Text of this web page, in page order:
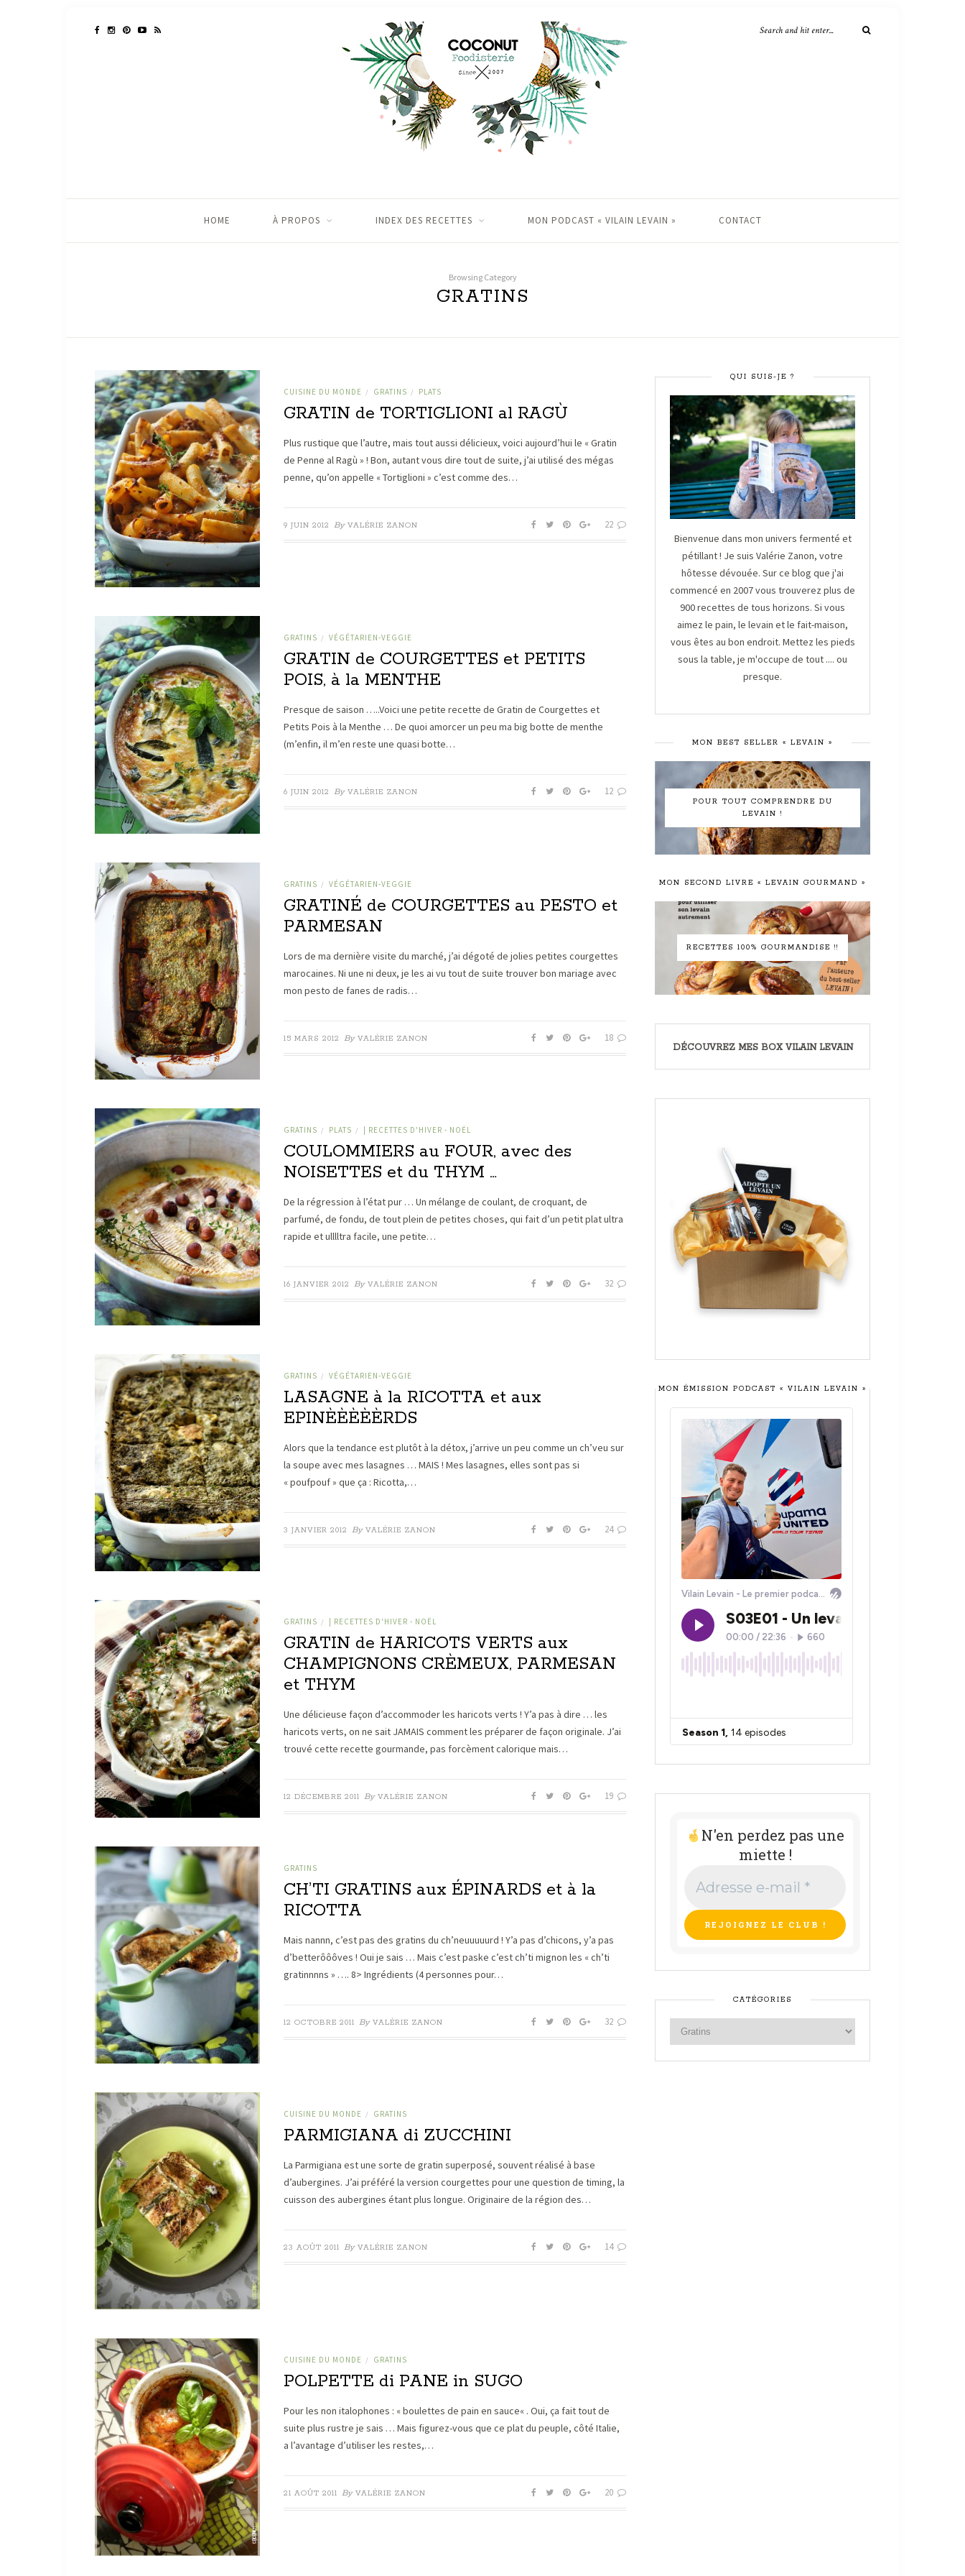
HOME À PROPOS INDEX DES RECETTES MON PODCAST « VILAIN LEVAIN » CONTACT
Browsing Category
GRATINS
CUISINE DU MONDE / GRATINS / PLATS
GRATIN de TORTIGLIONI al RAGÙ
Plus rustique que l’autre, mais tout aussi délicieux, voici aujourd’hui le « Gratin
de Penne al Ragù » ! Bon, autant vous dire tout de suite, j’ai utilisé des mégas
penne, qu’on appelle « Tortiglioni » c’est comme des…
9 JUIN 2012 By VALÉRIE ZANON 22
GRATINS / VÉGÉTARIEN-VEGGIE
GRATIN de COURGETTES et PETITS
POIS, à la MENTHE
Presque de saison …..Voici une petite recette de Gratin de Courgettes et
Petits Pois à la Menthe … De quoi amorcer un peu ma big botte de menthe
(m’enfin, il m’en reste une quasi botte…
6 JUIN 2012 By VALÉRIE ZANON 12
GRATINS / VÉGÉTARIEN-VEGGIE
GRATINÉ de COURGETTES au PESTO et
PARMESAN
Lors de ma dernière visite du marché, j’ai dégoté de jolies petites courgettes
marocaines. Ni une ni deux, je les ai vu tout de suite trouver bon mariage avec
mon pesto de fanes de radis…
15 MARS 2012 By VALÉRIE ZANON 18
GRATINS / PLATS / | RECETTES D'HIVER - NOËL
COULOMMIERS au FOUR, avec des
NOISETTES et du THYM …
De la régression à l’état pur … Un mélange de coulant, de croquant, de
parfumé, de fondu, de tout plein de petites choses, qui fait d’un petit plat ultra
rapide et ulllltra facile, une petite…
16 JANVIER 2012 By VALÉRIE ZANON 32
GRATINS / VÉGÉTARIEN-VEGGIE
LASAGNE à la RICOTTA et aux
EPINÈÈÈÈÈRDS
Alors que la tendance est plutôt à la détox, j’arrive un peu comme un ch’veu sur
la soupe avec mes lasagnes … MAIS ! Mes lasagnes, elles sont pas si
« poufpouf » que ça : Ricotta,…
3 JANVIER 2012 By VALÉRIE ZANON 24
GRATINS / | RECETTES D'HIVER - NOËL
GRATIN de HARICOTS VERTS aux
CHAMPIGNONS CRÈMEUX, PARMESAN
et THYM
Une délicieuse façon d’accommoder les haricots verts ! Y’a pas à dire … les
haricots verts, on ne sait JAMAIS comment les préparer de façon originale. J’ai
trouvé cette recette gourmande, pas forcèment calorique mais…
12 DÉCEMBRE 2011 By VALÉRIE ZANON 19
GRATINS
CH’TI GRATINS aux ÉPINARDS et à la
RICOTTA
Mais nannn, c’est pas des gratins du ch’neuuuuurd ! Y’a pas d’chicons, y’a pas
d’betterôôôves ! Oui je sais … Mais c’est paske c’est ch’ti mignon les « ch’ti
gratinnnns » …. 8> Ingrédients (4 personnes pour…
12 OCTOBRE 2011 By VALÉRIE ZANON 32
CUISINE DU MONDE / GRATINS
PARMIGIANA di ZUCCHINI
La Parmigiana est une sorte de gratin superposé, souvent réalisé à base
d’aubergines. J’ai préféré la version courgettes pour une question de timing, la
cuisson des aubergines étant plus longue. Originaire de la région des…
23 AOÛT 2011 By VALÉRIE ZANON 14
CUISINE DU MONDE / GRATINS
POLPETTE di PANE in SUGO
Pour les non italophones : « boulettes de pain en sauce« . Oui, ça fait tout de
suite plus rustre je sais … Mais figurez-vous que ce plat du peuple, côté Italie,
a l’avantage d’utiliser les restes,…
21 AOÛT 2011 By VALÉRIE ZANON 20
QUI SUIS-JE ?
Bienvenue dans mon univers fermenté et
pétillant ! Je suis Valérie Zanon, votre
hôtesse dévouée. Sur ce blog que j'ai
commencé en 2007 vous trouverez plus de
900 recettes de tous horizons. Si vous
aimez le pain, le levain et le fait-maison,
vous êtes au bon endroit. Mettez les pieds
sous la table, je m'occupe de tout .... ou
presque.
MON BEST SELLER « LEVAIN »
POUR TOUT COMPRENDRE DU
LEVAIN !
MON SECOND LIVRE « LEVAIN GOURMAND »
RECETTES 100% GOURMANDISE !!
DÉCOUVREZ MES BOX VILAIN LEVAIN
MON ÉMISSION PODCAST « VILAIN LEVAIN »
N'en perdez pas une
miette !
e-
mail
*
CATÉGORIES